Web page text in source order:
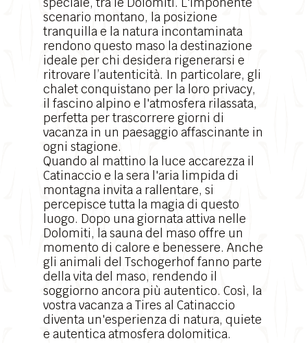
scenario montano, la posizione
tranquilla e la natura incontaminata
rendono questo maso la destinazione
ideale per chi desidera rigenerarsi e
ritrovare l’autenticità. In particolare, gli
chalet conquistano per la loro privacy,
il fascino alpino e l'atmosfera rilassata,
perfetta per trascorrere giorni di
vacanza in un paesaggio affascinante in
ogni stagione.
Quando al mattino la luce accarezza il
Catinaccio e la sera l'aria limpida di
montagna invita a rallentare, si
percepisce tutta la magia di questo
luogo. Dopo una giornata attiva nelle
Dolomiti, la sauna del maso offre un
momento di calore e benessere. Anche
gli animali del Tschogerhof fanno parte
della vita del maso, rendendo il
soggiorno ancora più autentico. Così, la
vostra vacanza a Tires al Catinaccio
diventa un'esperienza di natura, quiete
e autentica atmosfera dolomitica.